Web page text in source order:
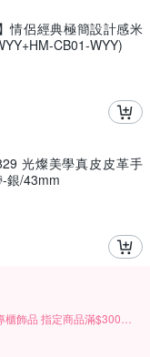
情侶經典極簡設計感米
CB01-WYY)
光燦美學真皮皮革手
銀/43mm